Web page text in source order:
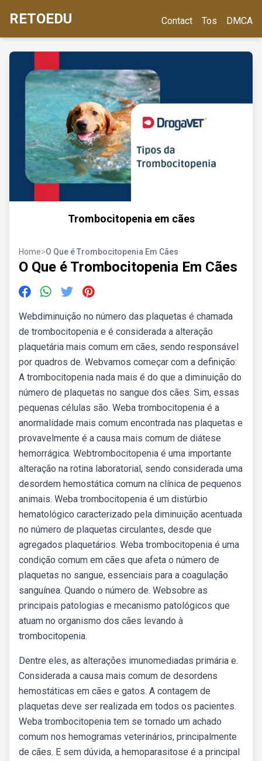
RETOEDU Contact Tos DMCA
Trombocitopenia em cães
Home>O Que é Trombocitopenia Em Cães
O Que é Trombocitopenia Em Cães
Webdiminuição no número das plaquetas é chamada
de trombocitopenia e é considerada a alteração
plaquetária mais comum em cães, sendo responsável
por quadros de. Webvamos começar com a definição:
A trombocitopenia nada mais é do que a diminuição do
número de plaquetas no sangue dos cães. Sim, essas
pequenas células são. Weba trombocitopenia é a
anormalidade mais comum encontrada nas plaquetas e
provavelmente é a causa mais comum de diátese
hemorrágica. Webtrombocitopenia é uma importante
alteração na rotina laboratorial, sendo considerada uma
desordem hemostática comum na clínica de pequenos
animais. Weba trombocitopenia é um distúrbio
hematológico caracterizado pela diminuição acentuada
no número de plaquetas circulantes, desde que
agregados plaquetários. Weba trombocitopenia é uma
condição comum em cães que afeta o número de
plaquetas no sangue, essenciais para a coagulação
sanguínea. Quando o número de. Websobre as
principais patologias e mecanismo patológicos que
atuam no organismo dos cães levando à
trombocitopenia.
Dentre eles, as alterações imunomediadas primária e.
Considerada a causa mais comum de desordens
hemostáticas em cães e gatos. A contagem de
plaquetas deve ser realizada em todos os pacientes.
Weba trombocitopenia tem se tornado um achado
comum nos hemogramas veterinários, principalmente
de cães. E sem dúvida, a hemoparasitose é a principal